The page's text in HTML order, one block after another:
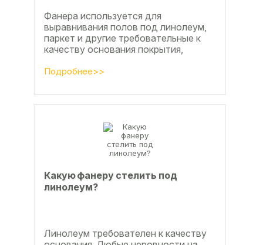
Фанера используется для
выравнивания полов под линолеум,
паркет и другие требовательные к
качеству основания покрытия,
по деревянным лагам или...
Подробнее>>
Какую фанеру стелить под
линолеум?
Линолеум требователен к качеству